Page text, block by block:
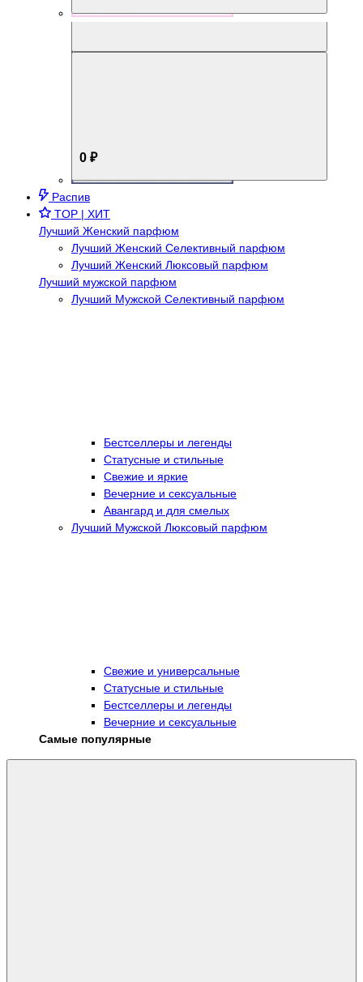
0 ₽
Распив
TOP | ХИТ
Лучший Женский парфюм
Лучший Женский Селективный парфюм
Лучший Женский Люксовый парфюм
Лучший мужской парфюм
Лучший Мужской Селективный парфюм
Бестселлеры и легенды
Статусные и стильные
Свежие и яркие
Вечерние и сексуальные
Авангард и для смелых
Лучший Мужской Люксовый парфюм
Свежие и универсальные
Статусные и стильные
Бестселлеры и легенды
Вечерние и сексуальные
Самые популярные